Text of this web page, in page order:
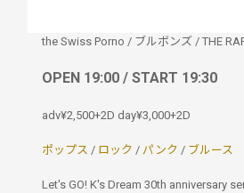
the Swiss Porno / ブルボンズ / THE
OPEN 19:00 / START 19:30
adv¥2,500+2D day¥3,000+2D
ポップス / ロック / パンク / ブルース
Let's GO! K's Dream 30th anniversary